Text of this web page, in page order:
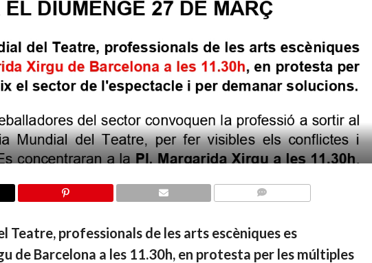
Teatre, professionals de les arts escèniques es
de Barcelona a les 11.30h, en protesta per les múltiples